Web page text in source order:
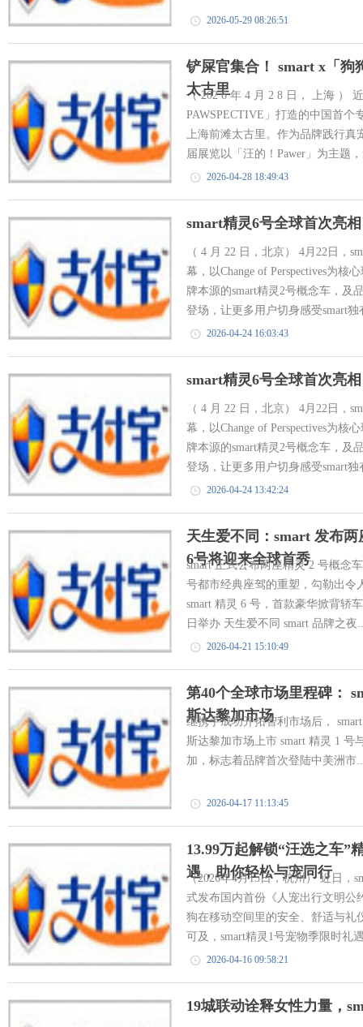
2026-05-29 08:26:51
铲屎官集合！ smart x「狗
太古里
（ 202 6 年 4 月 2 8 日， 上海 ）
PAWSPECTIVE」打造的中国首
上海前滩太古里。作为品牌践行真
届展览以「汪的！Pawer」为主题
2026-04-28 18:49:43
smart精灵6号全球首次亮
（ 4 月 22 日，北京） 4月22日，
幕，以Change of Perspectives为核
牌本源的smart精灵2号概念车，及
登场，让更多用户切身感受smart
2026-04-24 16:03:43
smart精灵6号全球首次亮
（ 4 月 22 日，北京） 4月22日，
幕，以Change of Perspectives为核
牌本源的smart精灵2号概念车，及
登场，让更多用户切身感受smart
2026-04-24 13:42:24
天生爱不同：smart 发布
6号将迎来全球首秀
smart 正式公布两座精灵 2 号概念
号都市经典座驾的重塑，勾勒出令
smart 精灵 6 号，首款豪华掀背轿
日举办 天生爱不同 smart 品牌之夜
2026-04-21 15:10:49
第40个全球市场里程碑：
斯达黎加市场
继携手成功开拓智利市场后，
斯达黎加市场上市 smart 精灵 1 号
加，标志着品牌首次登陆中美洲市
2026-04-17 11:13:45
13.99万起解锁“汪选之车”
遇，助你轻松与宠同行
（2026年4月15日，杭州） 近日，
式发布国内首份《人宠出行文明公
狗在移动空间里的安全、舒适与礼
可及，smart精灵1号宠物季限时礼
2026-04-16 09:58:21
19城联动诠释女性力量，